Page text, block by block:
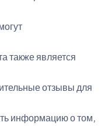
также является
отзывы для
информацию о том,